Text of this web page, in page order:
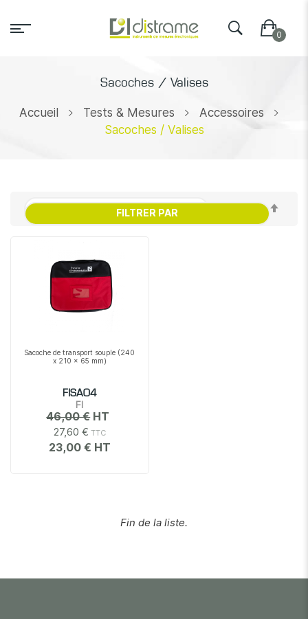
Sacoches / Valises
Accueil Tests & Mesures
Accessoires
Sacoches / Valises
Sacoche de transport souple (240
x 210 x 65 mm)
FISA04
FI
27,60 €
23,00 €
46,00 €
Fin de la liste.
FILTRER PAR